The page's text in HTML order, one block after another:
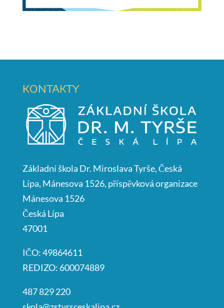
KONTAKTY
Základní škola Dr. Miroslava Tyrše, Česká
Lípa, Mánesova 1526, příspěvková organizace
Mánesova 1526
Česká Lípa
47001
IČO: 49864611
REDIZO: 600074889
487 829 220